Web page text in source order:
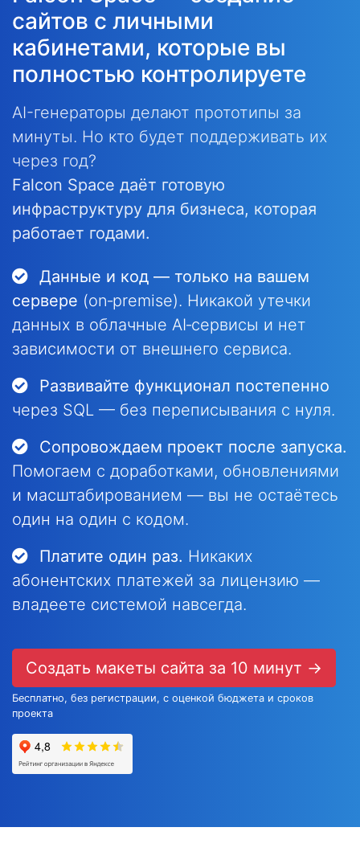
сайтов с личными
кабинетами, которые вы
полностью контролируете
AI-генераторы делают прототипы за
минуты. Но кто будет поддерживать их
через год?
Falcon Space даёт готовую
инфраструктуру для бизнеса, которая
работает годами.
Данные и код — только на вашем
сервере (on‑premise). Никакой утечки
данных в облачные AI‑сервисы и нет
зависимости от внешнего сервиса.
Развивайте функционал постепенно
через SQL — без переписывания с нуля.
Сопровождаем проект после запуска.
Помогаем с доработками, обновлениями
и масштабированием — вы не остаётесь
один на один с кодом.
Платите один раз. Никаких
абонентских платежей за лицензию —
владеете системой навсегда.
Создать макеты сайта за 10 минут →
Бесплатно, без регистрации, с оценкой бюджета и сроков
проекта